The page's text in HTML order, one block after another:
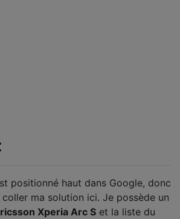
positionné haut dans Google, donc
coller ma solution ici. Je possède un
Xperia Arc S et la liste du